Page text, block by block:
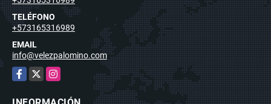
TELÉFONO
+573165316989
EMAIL
info@velezpalomino.com
Facebook
X Instagram